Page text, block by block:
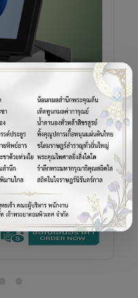
ดีไซน์พรีเมียม